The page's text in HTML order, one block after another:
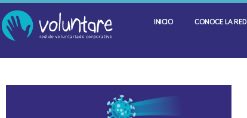
INICIO CONOCE LA RED